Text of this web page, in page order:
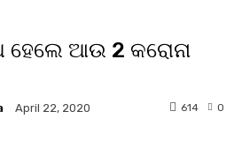
ଆଉ 2 କରୋନା
April 22, 2020 0
614